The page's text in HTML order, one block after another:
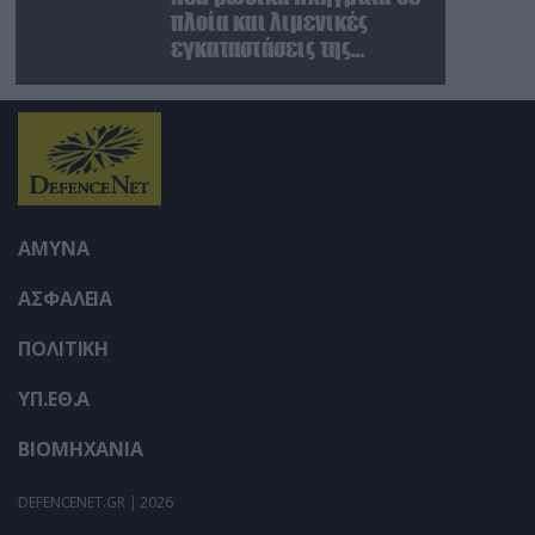
πλοία και λιμενικές
εγκαταστάσεις της
στην Κριμαία
ΑΜΥΝΑ
ΑΣΦΑΛΕΙΑ
ΠΟΛΙΤΙΚΗ
ΥΠ.ΕΘ.Α
ΒΙΟΜΗΧΑΝΙΑ
DEFENCENET.GR | 2026